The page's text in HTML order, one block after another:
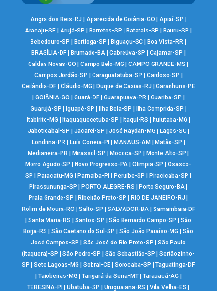
Angra dos Reis-RJ Aparecida de Goiânia-GO Apiaí-SP
Aracaju-SE |Arujá-SP Barretos-SP Batatais-SP Bauru-SP
Bebedouro-SP
Bertioga-SP Biguaçu-SC Boa Vista-RR
BRASÍLIA-DF| Brumado-BA| Cabreúva-SP Cajamar-SP
Caldas Novas-GO
|Campo Belo-MG |CAMPO GRANDE-MS
Campos Jordão-SP
Caraguatatuba-SP Cardoso-SP
Ceilândia-DF| Cláudio-MG Duque de Caxias-RJ
Garanhuns-PE
GOIÂNIA-GO Guará-DF| Guarapuava-PR| Guariba-SP
Guarujá-SP
Iguapé-SP Ilha Bela-SP Ilha Comprida-SP
Itabirito-MG
Itaquaquecetuba-SP Itaqui-RS Ituiutaba-MG
Jaboticabal-SP
Jacareí-SP José Raydan-MG Lages-SC|
Londrina-PR| Luís Correia-PI MANAUS-AM Matão-SP
Medianeira-PR
Mirassol-SP Mococa-SP Monte Alto-SP
Morro Agudo-SP
Novo Progresso-PA |Olímpia-SP |Osasco-
SP
Paracatu-MG Parnaíba-PI Peruíbe-SP Piracicaba-SP
Pirassununga-SP
PORTO ALEGRE-RS Porto Seguro-BA
Praia Grande-SP
Ribeirão Preto-SP RIO DE JANEIRO-RJ
Rolim de Moura-RO
Salto-SP SALVADOR-BA| Samambaia-DF
|Santa Maria-RS |Santos-SP |São Bernardo Campo-SP |São
Borja-RS
|São Caetano do Sul-SP |São João Paraíso-MG |São
José Campos-SP
|São José do Rio Preto-SP |São Paulo
(Itaquera)-SP
|São Pedro-SP |São Sebastião-SP |Sertãozinho-
SP
|Sete Lagoas-MG |Sobral-CE |Sorocaba-SP |Taguatinga-DF
Taiobeiras-MG Tangará da Serra-MT| Tarauacá-AC|
TERESINA-PI
|Ubatuba-SP |Uruguaiana-RS |Vila Velha-ES